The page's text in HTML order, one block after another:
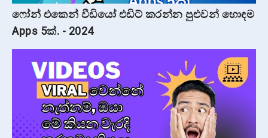
ෆෝන් එකෙන් වීඩියෝ එඩිට් කරන්න පුළුවන් හොඳම
Apps 5ක්. - 2024